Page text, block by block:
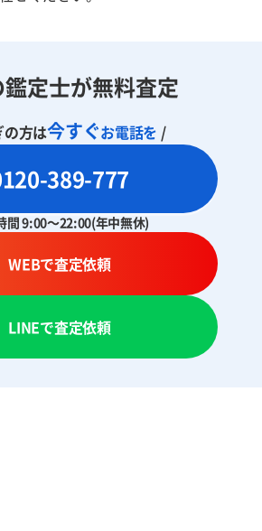
定士が無料査定
方は今すぐお電話を /
389-777
間 9:00～22:00(年中無休)
WEBで査定依頼
LINEで査定依頼